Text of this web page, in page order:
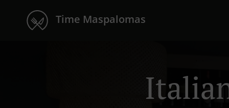
Time Maspalomas